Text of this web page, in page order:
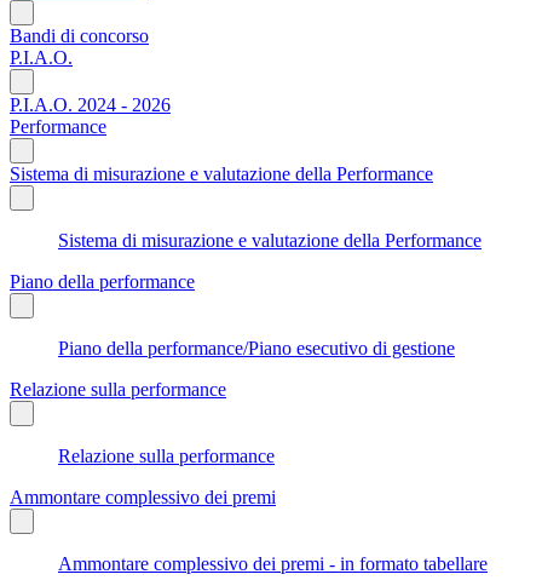
Bandi di concorso
P.I.A.O.
P.I.A.O. 2024 - 2026
Performance
Sistema di misurazione e valutazione della Performance
Sistema di misurazione e valutazione della Performance
Piano della performance
Piano della performance/Piano esecutivo di gestione
Relazione sulla performance
Relazione sulla performance
Ammontare complessivo dei premi
Ammontare complessivo dei premi - in formato tabellare